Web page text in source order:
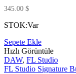
345.00 $
STOK:Var
Sepete Ekle
Hızlı Görüntüle
DAW, FL Studio
FL Studio Signature